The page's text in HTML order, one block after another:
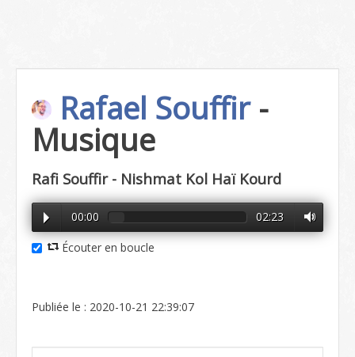
Rafael Souffir -
Musique
Rafi Souffir - Nishmat Kol Haï Kourd
00:00 02:23
Écouter en boucle
Publiée le : 2020-10-21 22:39:07